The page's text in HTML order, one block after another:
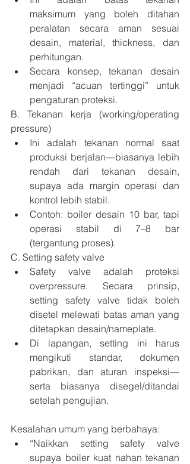
maksimum yang boleh ditahan
peralatan secara aman sesuai
desain, material, thickness, dan
perhitungan.
Secara konsep, tekanan desain
menjadi “acuan tertinggi” untuk
pengaturan proteksi.
B. Tekanan kerja (working/operating
pressure)
Ini adalah tekanan normal saat
produksi berjalan—biasanya lebih
rendah dari tekanan desain,
supaya ada margin operasi dan
kontrol lebih stabil.
Contoh: boiler desain 10 bar, tapi
operasi stabil di 7–8 bar
(tergantung proses).
C. Setting safety valve
Safety valve adalah proteksi
overpressure. Secara prinsip,
setting safety valve tidak boleh
disetel melewati batas aman yang
ditetapkan desain/nameplate.
Di lapangan, setting ini harus
mengikuti standar, dokumen
pabrikan, dan aturan inspeksi—
serta biasanya disegel/ditandai
setelah pengujian.
Kesalahan umum yang berbahaya:
“Naikkan setting safety valve
supaya boiler kuat nahan tekanan